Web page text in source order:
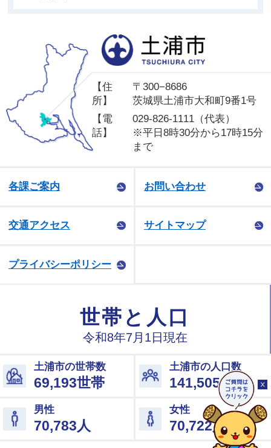
【住
所】
〒300−8686
茨城県土浦市大和町9番1号
【電
話】
029-826-1111（代表）
※平日8時30分から17時15分
まで
各課ご案内 お問い合わせ
交通アクセス サイトマップ
プライバシーポリシー